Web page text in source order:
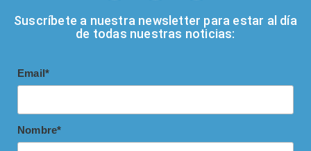
Suscríbete a nuestra newsletter para estar al día
de todas nuestras noticias:
Email*
Nombre*